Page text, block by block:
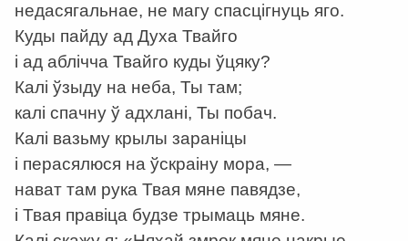
недасягальнае, не магу спасцігнуць яго.
Куды пайду ад Духа Твайго
і ад аблічча Твайго куды ўцяку?
Калі ўзыду на неба, Ты там;
калі спачну ў адхлані, Ты побач.
Калі вазьму крылы зараніцы
і перасялюся на ўскраіну мора, —
нават там рука Твая мяне павядзе,
і Твая правіца будзе трымаць мяне.